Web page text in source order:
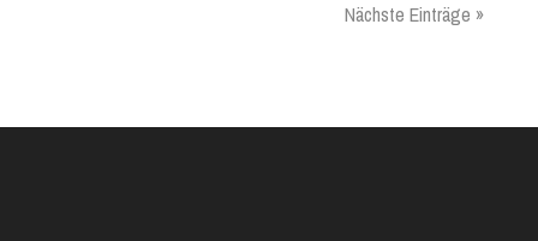
Nächste Einträge »